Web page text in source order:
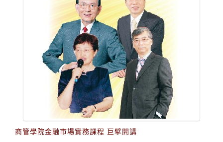
商管學院金融市場實務課程 巨擘開講